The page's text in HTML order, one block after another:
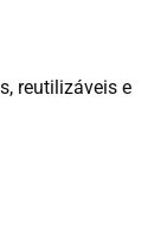
reutilizáveis ​​e